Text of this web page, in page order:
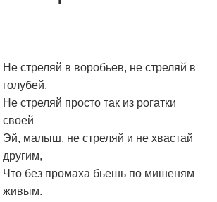
Не стреляй в воробьев, не стреляй в
голубей,
Не стреляй просто так из рогатки
своей
Эй, малыш, не стреляй и не хвастай
другим,
Что без промаха бьешь по мишеням
живым.